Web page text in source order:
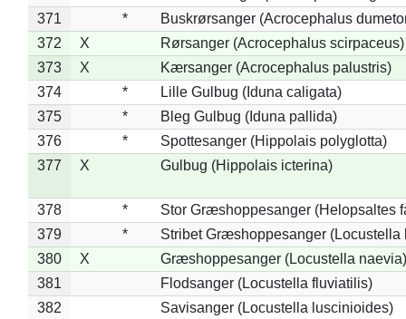
371
*
Buskrørsanger (Acrocephalus
372
X
Rørsanger (Acrocephalus scirpaceus)
373
X
Kærsanger (Acrocephalus palustris)
374
*
Lille Gulbug (Iduna caligata)
375
*
Bleg Gulbug (Iduna pallida)
376
*
Spottesanger (Hippolais polyglotta)
377
X Gulbug (Hippolais icterina)
378 *
Stor Græshoppesanger (Helopsaltes
379
*
Stribet Græshoppesanger (Locustella
380
X
Græshoppesanger (Locustella naevia)
381
Flodsanger (Locustella fluviatilis)
382
Savisanger (Locustella luscinioides)